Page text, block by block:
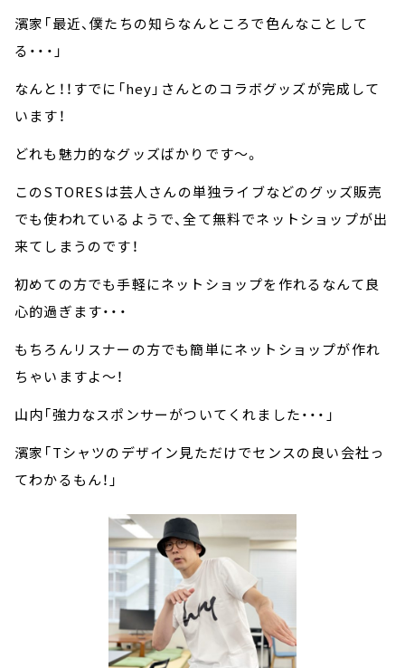
濱家「最近、僕たちの知らなんところで色んなことして
る・・・」
なんと！！すでに「hey」さんとのコラボグッズが完成して
います！
どれも魅力的なグッズばかりです～。
このSTORESは芸人さんの単独ライブなどのグッズ販売
でも使われているようで、全て無料でネットショップが出
来てしまうのです！
初めての方でも手軽にネットショップを作れるなんて良
心的過ぎます・・・
もちろんリスナーの方でも簡単にネットショップが作れ
ちゃいますよ～！
山内「強力なスポンサーがついてくれました・・・」
濱家「Tシャツのデザイン見ただけでセンスの良い会社っ
てわかるもん！」